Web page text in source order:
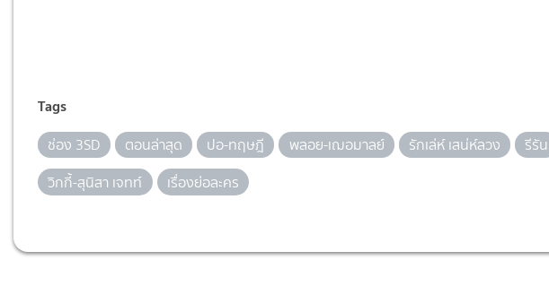
Tags
ช่อง 3SD ตอนล่าสุด ปอ-ทฤษฎี พลอย-เฌอมาลย์ รักเล่ห์ เสน่ห์ลวง รีรัน
วิกกี้-สุนิสา เจทท์
เรื่องย่อละคร